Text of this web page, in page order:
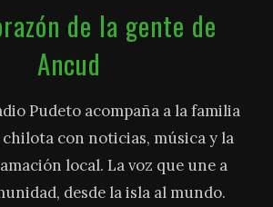
de la gente de
Ancud
Pudeto acompaña a la familia
con noticias, música y la
local. La voz que une a
desde la isla al mundo.